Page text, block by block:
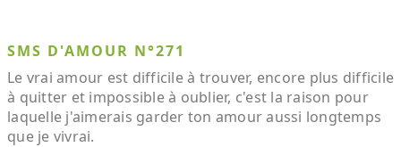
SMS D'AMOUR N°271
Le vrai amour est difficile à trouver, encore plus difficile
à quitter et impossible à oublier, c'est la raison pour
laquelle j'aimerais garder ton amour aussi longtemps
que je vivrai.